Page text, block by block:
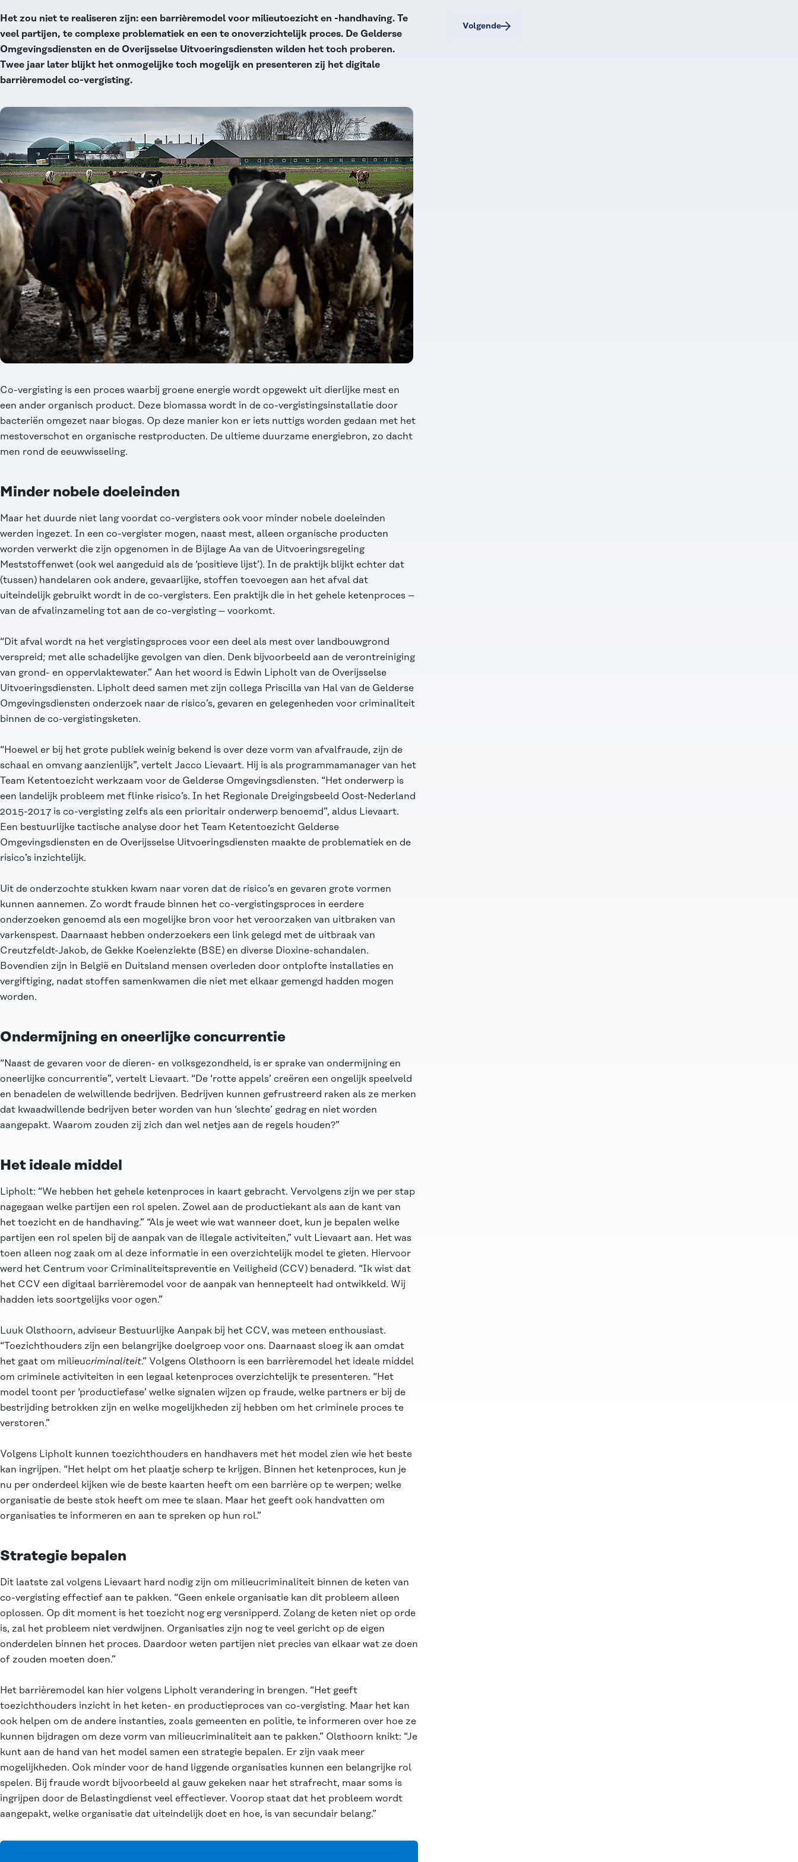
Volgende
Het zou niet te realiseren zijn: een barrièremodel voor milieutoezicht en -handhaving. Te
veel partijen, te complexe problematiek en een te onoverzichtelijk proces. De Gelderse
Omgevingsdiensten en de Overijsselse Uitvoeringsdiensten wilden het toch proberen.
Twee jaar later blijkt het onmogelijke toch mogelijk en presenteren zij het digitale
barrièremodel co-vergisting.
Co-vergisting is een proces waarbij groene energie wordt opgewekt uit dierlijke mest en
een ander organisch product. Deze biomassa wordt in de co-vergistingsinstallatie door
bacteriën omgezet naar biogas. Op deze manier kon er iets nuttigs worden gedaan met het
mestoverschot en organische restproducten. De ultieme duurzame energiebron, zo dacht
men rond de eeuwwisseling.
Minder nobele doeleinden
Maar het duurde niet lang voordat co-vergisters ook voor minder nobele doeleinden
werden ingezet. In een co-vergister mogen, naast mest, alleen organische producten
worden verwerkt die zijn opgenomen in de Bijlage Aa van de Uitvoeringsregeling
Meststoffenwet (ook wel aangeduid als de ‘positieve lijst’). In de praktijk blijkt echter dat
(tussen) handelaren ook andere, gevaarlijke, stoffen toevoegen aan het afval dat
uiteindelijk gebruikt wordt in de co-vergisters. Een praktijk die in het gehele ketenproces –
van de afvalinzameling tot aan de co-vergisting – voorkomt.
“Dit afval wordt na het vergistingsproces voor een deel als mest over landbouwgrond
verspreid; met alle schadelijke gevolgen van dien. Denk bijvoorbeeld aan de verontreiniging
van grond- en oppervlaktewater.” Aan het woord is Edwin Lipholt van de Overijsselse
Uitvoeringsdiensten. Lipholt deed samen met zijn collega Priscilla van Hal van de Gelderse
Omgevingsdiensten onderzoek naar de risico’s, gevaren en gelegenheden voor criminaliteit
binnen de co-vergistingsketen.
“Hoewel er bij het grote publiek weinig bekend is over deze vorm van afvalfraude, zijn de
schaal en omvang aanzienlijk”, vertelt Jacco Lievaart. Hij is als programmamanager van het
Team Ketentoezicht werkzaam voor de Gelderse Omgevingsdiensten. “Het onderwerp is
een landelijk probleem met flinke risico’s. In het Regionale Dreigingsbeeld Oost-Nederland
2015-2017 is co-vergisting zelfs als een prioritair onderwerp benoemd”, aldus Lievaart.
Een bestuurlijke tactische analyse door het Team Ketentoezicht Gelderse
Omgevingsdiensten en de Overijsselse Uitvoeringsdiensten maakte de problematiek en de
risico’s inzichtelijk.
Uit de onderzochte stukken kwam naar voren dat de risico’s en gevaren grote vormen
kunnen aannemen. Zo wordt fraude binnen het co-vergistingsproces in eerdere
onderzoeken genoemd als een mogelijke bron voor het veroorzaken van uitbraken van
varkenspest. Daarnaast hebben onderzoekers een link gelegd met de uitbraak van
Creutzfeldt-Jakob, de Gekke Koeienziekte (BSE) en diverse Dioxine-schandalen.
Bovendien zijn in België en Duitsland mensen overleden door ontplofte installaties en
vergiftiging, nadat stoffen samenkwamen die niet met elkaar gemengd hadden mogen
worden.
Ondermijning en oneerlijke concurrentie
“Naast de gevaren voor de dieren- en volksgezondheid, is er sprake van ondermijning en
oneerlijke concurrentie”, vertelt Lievaart. “De ‘rotte appels’ creëren een ongelijk speelveld
en benadelen de welwillende bedrijven. Bedrijven kunnen gefrustreerd raken als ze merken
dat kwaadwillende bedrijven beter worden van hun ‘slechte’ gedrag en niet worden
aangepakt. Waarom zouden zij zich dan wel netjes aan de regels houden?”
Het ideale middel
Lipholt: “We hebben het gehele ketenproces in kaart gebracht. Vervolgens zijn we per stap
nagegaan welke partijen een rol spelen. Zowel aan de productiekant als aan de kant van
het toezicht en de handhaving.” “Als je weet wie wat wanneer doet, kun je bepalen welke
partijen een rol spelen bij de aanpak van de illegale activiteiten,” vult Lievaart aan. Het was
toen alleen nog zaak om al deze informatie in een overzichtelijk model te gieten. Hiervoor
werd het Centrum voor Criminaliteitspreventie en Veiligheid (CCV) benaderd. “Ik wist dat
het CCV een digitaal barrièremodel voor de aanpak van hennepteelt had ontwikkeld. Wij
hadden iets soortgelijks voor ogen.”
Luuk Olsthoorn, adviseur Bestuurlijke Aanpak bij het CCV, was meteen enthousiast.
“Toezichthouders zijn een belangrijke doelgroep voor ons. Daarnaast sloeg ik aan omdat
het gaat om milieucriminaliteit.” Volgens Olsthoorn is een barrièremodel het ideale middel
om criminele activiteiten in een legaal ketenproces overzichtelijk te presenteren. “Het
model toont per ‘productiefase’ welke signalen wijzen op fraude, welke partners er bij de
bestrijding betrokken zijn en welke mogelijkheden zij hebben om het criminele proces te
verstoren.”
Volgens Lipholt kunnen toezichthouders en handhavers met het model zien wie het beste
kan ingrijpen. “Het helpt om het plaatje scherp te krijgen. Binnen het ketenproces, kun je
nu per onderdeel kijken wie de beste kaarten heeft om een barrière op te werpen; welke
organisatie de beste stok heeft om mee te slaan. Maar het geeft ook handvatten om
organisaties te informeren en aan te spreken op hun rol.”
Strategie bepalen
Dit laatste zal volgens Lievaart hard nodig zijn om milieucriminaliteit binnen de keten van
co-vergisting effectief aan te pakken. “Geen enkele organisatie kan dit probleem alleen
oplossen. Op dit moment is het toezicht nog erg versnipperd. Zolang de keten niet op orde
is, zal het probleem niet verdwijnen. Organisaties zijn nog te veel gericht op de eigen
onderdelen binnen het proces. Daardoor weten partijen niet precies van elkaar wat ze doen
of zouden moeten doen.”
Het barrièremodel kan hier volgens Lipholt verandering in brengen. “Het geeft
toezichthouders inzicht in het keten- en productieproces van co-vergisting. Maar het kan
ook helpen om de andere instanties, zoals gemeenten en politie, te informeren over hoe ze
kunnen bijdragen om deze vorm van milieucriminaliteit aan te pakken.” Olsthoorn knikt: “Je
kunt aan de hand van het model samen een strategie bepalen. Er zijn vaak meer
mogelijkheden. Ook minder voor de hand liggende organisaties kunnen een belangrijke rol
spelen. Bij fraude wordt bijvoorbeeld al gauw gekeken naar het strafrecht, maar soms is
ingrijpen door de Belastingdienst veel effectiever. Voorop staat dat het probleem wordt
aangepakt, welke organisatie dat uiteindelijk doet en hoe, is van secundair belang.”